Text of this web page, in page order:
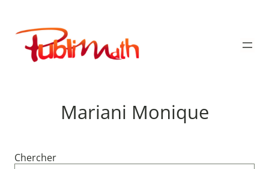
contenu
Publimath
Mariani Monique
Chercher